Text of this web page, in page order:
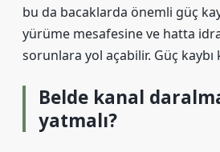
bu da bacaklarda önemli güç
yürüme mesafesine ve hatta
sorunlara yol açabilir. Güç kaybı
Belde kanal
yatmalı?